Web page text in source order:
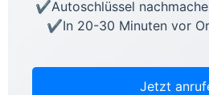
Autoschlüssel
In 20-30 Minuten vor
Jetzt